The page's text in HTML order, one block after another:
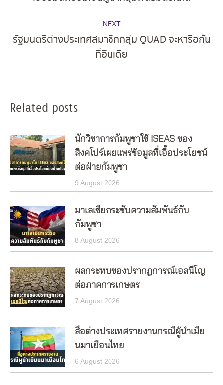
NEXT
Next
post:
รัฐมนตรีต่างประเทศสมาชิกกลุ่ม QUAD จะหารือกัน
ที่อินเดีย
Related posts
นักวิชาการกัมพูชาใช้ ISEAS ของ
สิงคโปร์เผยแพร่ข้อมูลที่เอื้อประโยชน์
ต่อฝ่ายกัมพูชา
9 August 2026
มาเลเซียกระชับความสัมพันธ์กับ
กัมพูชา
8 August 2026
ผลกระทบของปรากฏการณ์เอลนีโญ
ต่อภาคการเกษตร
7 August 2026
สื่อต่างประเทศรายงานกรณีผู้นำเมีย
นมาเยือนไทย
6 August 2026